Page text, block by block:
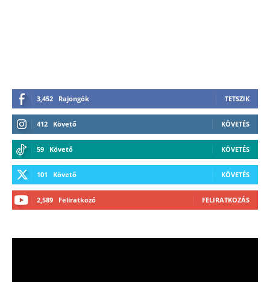
3,452 Rajongók TETSZIK
412 Követő KÖVETÉS
59 Követő KÖVETÉS
101 Követő KÖVETÉS
2,589 Feliratkozó FELIRATKOZÁS